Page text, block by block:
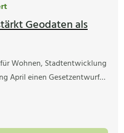
Geodaten als
Wohnen, Stadtentwicklung
April einen Gesetzentwurf…